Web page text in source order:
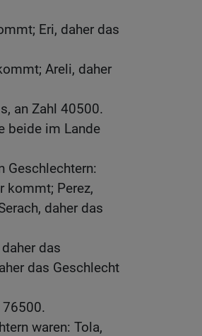
Eri, daher das
Areli, daher
an Zahl 40500.
beide im Lande
Geschlechtern:
kommt; Perez,
daher das
das
das Geschlecht
76500.
waren: Tola,